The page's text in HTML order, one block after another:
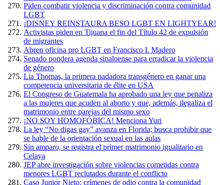
Piden combatir violencia y discriminación contra comunidad
LGBT
¡DISNEY REINSTAURA BESO LGBT EN LIGHTYEAR!
Activistas piden en Tijuana el fin del Título 42 de expulsión
de migrantes
Abren oficina pro LGBT en Francisco I. Madero
Senado pondera agenda sinaloense para erradicar la violencia
de género
Lia Thomas, la primera nadadora transgénero en ganar una
competencia universitaria de élite en USA
El Congreso de Guatemala ha aprobado una ley que penaliza
a las mujeres que acuden al aborto y que, además, ilegaliza el
matrimonio entre parejas del mismo sexo
¡NO SOY HOMOFÓBICA! Menciona Yuri
La ley “No digas gay” avanza en Florida; busca prohibir que
se hable de la orientación sexual en las aulas
Sin amparo, se registra el primer matrimonio igualitario en
Celaya
JEP abre investigación sobre violencias cometidas contra
menores LGBT reclutados durante el conflicto
Caso Junior Nieto: crímenes de odio contra la comunidad